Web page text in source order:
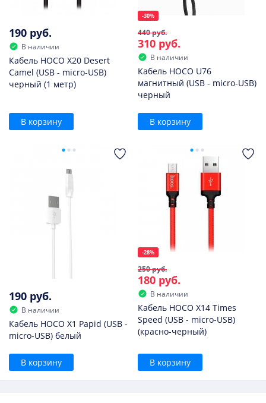
190 руб.
В наличии
Кабель HOCO X20 Desert
Camel (USB - micro-USB)
черный (1 метр)
В корзину
-30%
440 руб.
310 руб.
В наличии
Кабель HOCO U76
магнитный (USB - micro-USB)
черный
В корзину
190 руб.
В наличии
Кабель HOCO X1 Papid (USB -
micro-USB) белый
В корзину
-28%
250 руб.
180 руб.
В наличии
Кабель HOCO X14 Times
Speed (USB - micro-USB)
(красно-черный)
В корзину